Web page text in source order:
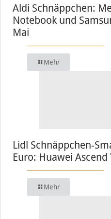
Aldi Schnäppchen:
Notebook und
Mai
Mehr
Lidl Schnäppchen-
Euro: Huawei
Mehr